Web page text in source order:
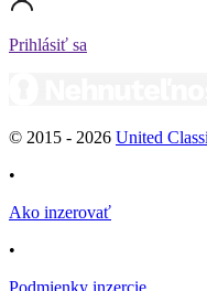
Prihlásiť sa
© 2015 - 2026 United
•
Ako inzerovať
•